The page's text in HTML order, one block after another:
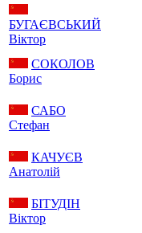
БУГАЄВСЬКИЙ
Віктор
СОКОЛОВ
Борис
САБО
Стефан
КАЧУЄВ
Анатолій
БІТУДІН
Віктор